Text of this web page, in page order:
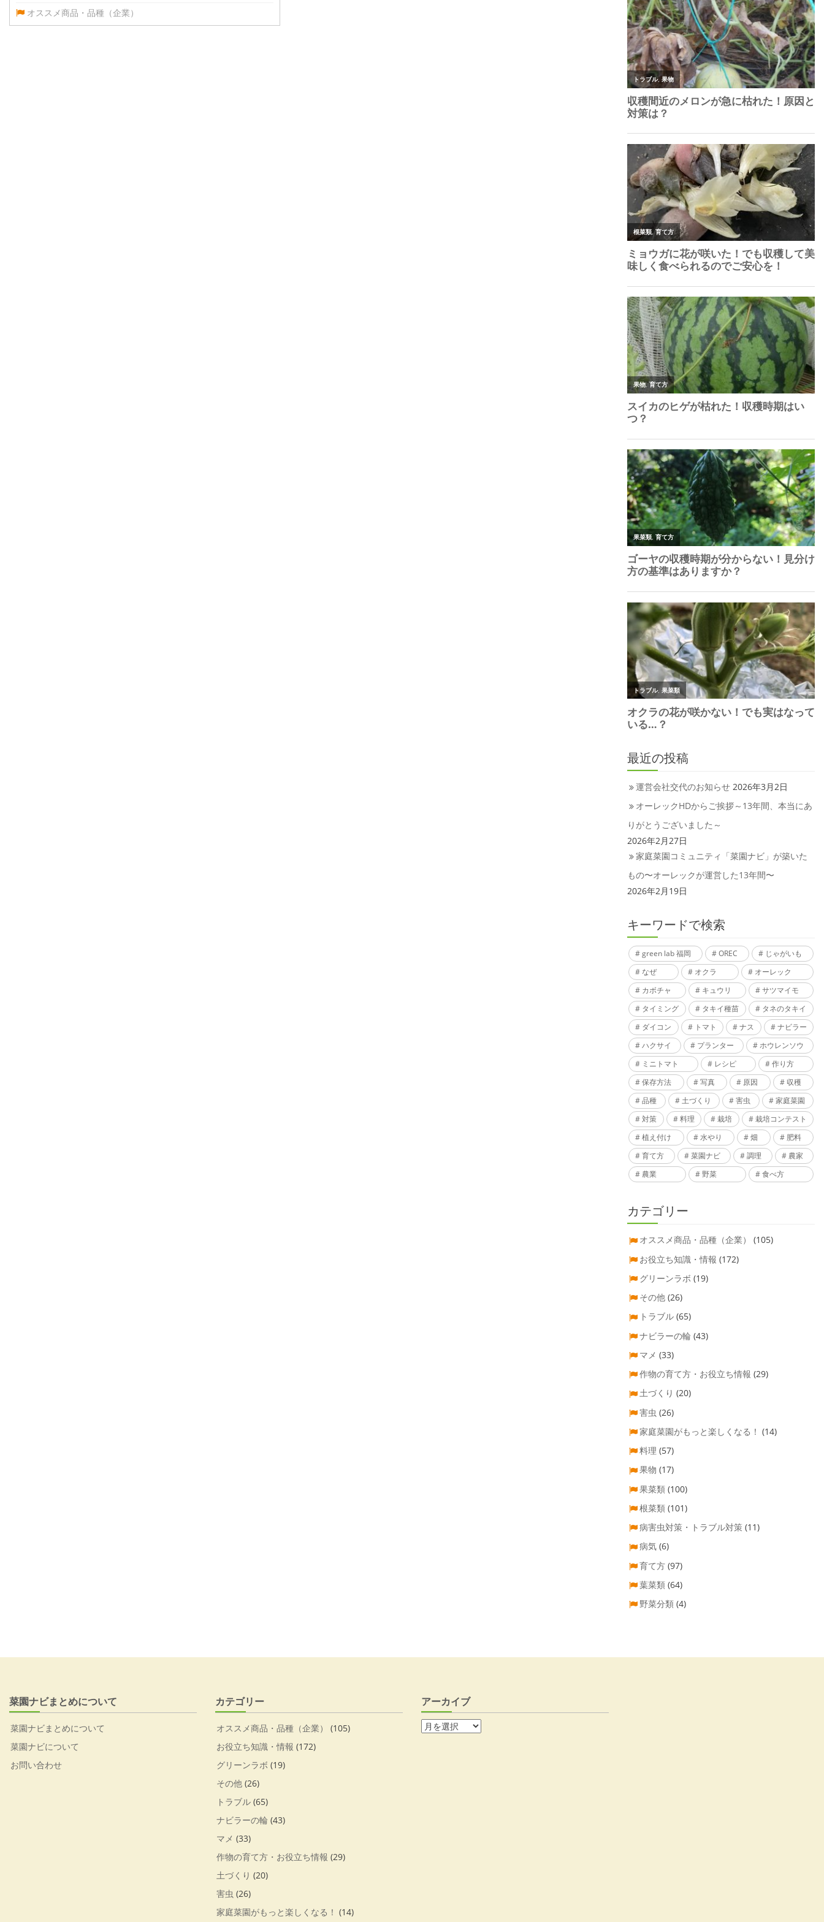
オススメ商品・品種（企業）
最近の投稿
運営会社交代のお知らせ 2026年3月2日
オーレックHDからご挨拶～13年間、本当にあ
りがとうございました～
2026年2月27日
家庭菜園コミュニティ「菜園ナビ」が築いた
もの〜オーレックが運営した13年間〜
2026年2月19日
キーワードで検索
green lab 福岡 OREC
じゃがいも
なぜ
オクラ
オーレック
カボチャ
キュウリ
サツマイモ
タイミング
タキイ種苗
タネのタキイ
ダイコン
トマト ナス
ナビラー
ハクサイ
プランター
ホウレンソウ
ミニトマト
レシピ
作り方
保存方法
写真 原因
収穫
品種
土づくり 害虫
家庭菜園
対策
料理 栽培
栽培コンテスト
植え付け
水やり 畑
肥料
育て方
菜園ナビ 調理
農家
農業
野菜 食べ方
カテゴリー
オススメ商品・品種（企業）
(105)
お役立ち知識・情報 (172)
グリーンラボ (19)
その他 (26)
トラブル (65)
ナビラーの輪 (43)
マメ (33)
作物の育て方・お役立ち情報 (29)
土づくり (20)
害虫 (26)
家庭菜園がもっと楽しくなる！ (14)
料理 (57)
果物 (17)
果菜類 (100)
根菜類 (101)
病害虫対策・トラブル対策 (11)
病気 (6)
育て方 (97)
葉菜類 (64)
野菜分類 (4)
菜園ナビまとめについて
菜園ナビまとめについて
菜園ナビについて
お問い合わせ
カテゴリー
オススメ商品・品種（企業）
(105)
お役立ち知識・情報 (172)
グリーンラボ (19)
その他 (26)
トラブル (65)
ナビラーの輪 (43)
マメ (33)
作物の育て方・お役立ち情報 (29)
土づくり (20)
害虫 (26)
家庭菜園がもっと楽しくなる！ (14)
アーカイブ